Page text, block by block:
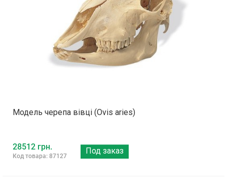
Модель черепа вівці (Ovis aries)
28512 грн.
Код товара: 87127
Под заказ